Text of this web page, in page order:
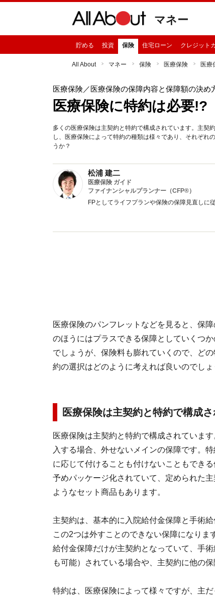
マネー
貯める 投資 保険 住宅ローン クレジット
All About マネー 保険 医療保険 医療
医療保険／医療保険の保障内容と保障額の決め
医療保険に特約は必要!?
多くの医療保険は主契約と特約で構成されています。主契
し、医療保険によって特約の種類は様々であり、それぞれ
うか？
松浦 建二
医療保険 ガイド
ファイナンシャルプランナー（CFP®）
FPとしてライフプランや保険の保障見直しに
医療保険のパンフレットなどを見ると、保
のほうにはプラスできる保障としていくつ
でしょうが、保険料も膨れていくので、ど
約の選択はどのように考えれば良いのでしょ
医療保険は主契約と特約で構成
医療保険は主契約と特約で構成されていま
入する場合、外せないメインの保障です。
に応じて付けることも付けないこともでき
予めパッケージ化されていて、定められた
ようなセット商品もあります。
主契約は、基本的に入院給付金保障と手術給
この2つは外すことのできない保障になりま
給付金保障だけが主契約となっていて、手
も可能）されている場合や、主契約に他の
特約は、医療保険によって様々ですが、主